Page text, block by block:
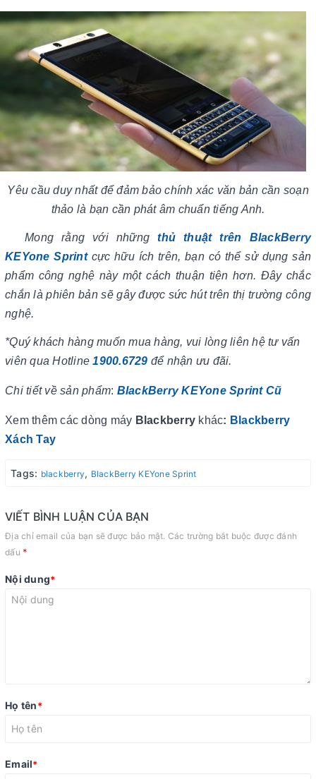
Yêu cầu duy nhất để đảm bảo chính xác văn bản cần soạn
thảo là bạn cần phát âm chuẩn tiếng Anh.
Mong rằng với những
thủ thuật trên BlackBerry
KEYone Sprint cực hữu ích trên, bạn có thể sử dụng sản
phẩm công nghệ này một cách thuận tiện hơn. Đây chắc
chắn là phiên bản sẽ gây được sức hút trên thị trường công
nghệ.
*Quý khách hàng muốn mua hàng, vui lòng liên hệ tư vấn
viên qua Hotline1900.6729 để nhận ưu đãi.
Chi tiết về sản phẩm: BlackBerry KEYone Sprint Cũ
Xem thêm các dòng máy Blackberry khác: Blackberry
Xách Tay
Tags: blackberry, BlackBerry KEYone Sprint
VIẾT BÌNH LUẬN CỦA BẠN
Địa chỉ email của bạn sẽ được bảo mật. Các trường bắt buộc được đánh
dấu *
Nội dung*
Họ tên*
Email*